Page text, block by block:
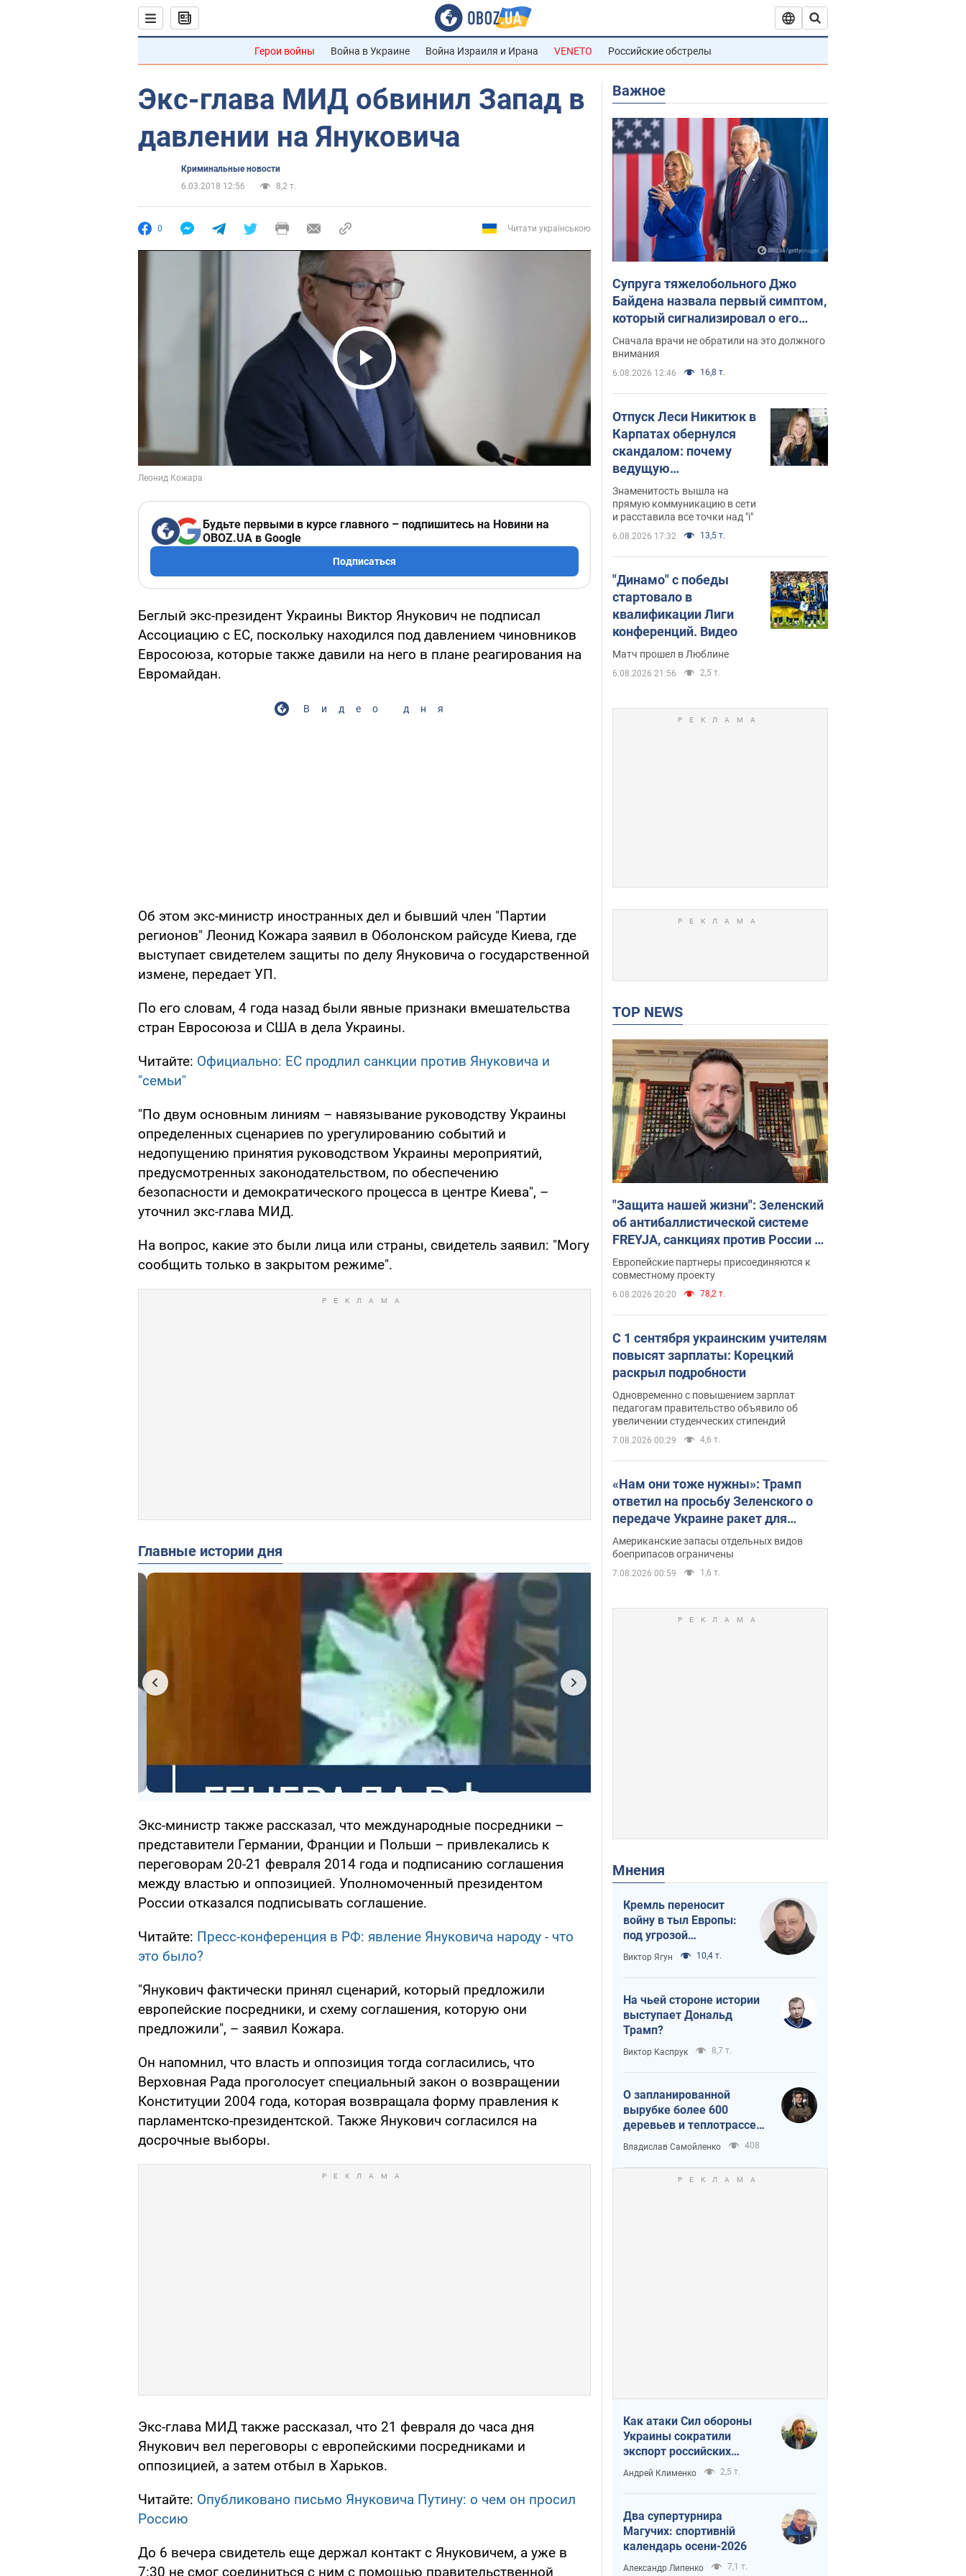
Герои войны Война в Украине Война Израиля и Ирана VENETO Российские обстрелы
Экс-глава МИД обвинил Запад в
давлении на Януковича
Криминальные новости
6.03.2018 12:56
8,2 т.
0 Читати українською
Play Video
Будьте первыми в курсе главного – подпишитесь на Новини на
OBOZ.UA в Google
Подписаться
Беглый экс-президент Украины Виктор Янукович не подписал
Ассоциацию с ЕС, поскольку находился под давлением чиновников
Евросоюза, которые также давили на него в плане реагирования на
Евромайдан.
Видео дня
Об этом экс-министр иностранных дел и бывший член "Партии
регионов" Леонид Кожара заявил в Оболонском райсуде Киева, где
выступает свидетелем защиты по делу Януковича о государственной
измене, передает УП.
По его словам, 4 года назад были явные признаки вмешательства
стран Евросоюза и США в дела Украины.
Читайте: Официально: ЕС продлил санкции против Януковича и
"семьи"
"По двум основным линиям – навязывание руководству Украины
определенных сценариев по урегулированию событий и
недопущению принятия руководством Украины мероприятий,
предусмотренных законодательством, по обеспечению
безопасности и демократического процесса в центре Киева", –
уточнил экс-глава МИД.
На вопрос, какие это были лица или страны, свидетель заявил: "Могу
сообщить только в закрытом режиме".
Главные истории дня
Экс-министр также рассказал, что международные посредники –
представители Германии, Франции и Польши – привлекались к
переговорам 20-21 февраля 2014 года и подписанию соглашения
между властью и оппозицией. Уполномоченный президентом
России отказался подписывать соглашение.
Читайте: Пресс-конференция в РФ: явление Януковича народу - что
это было?
"Янукович фактически принял сценарий, который предложили
европейские посредники, и схему соглашения, которую они
предложили", – заявил Кожара.
Он напомнил, что власть и оппозиция тогда согласились, что
Верховная Рада проголосует специальный закон о возвращении
Конституции 2004 года, которая возвращала форму правления к
парламентско-президентской. Также Янукович согласился на
досрочные выборы.
Экс-глава МИД также рассказал, что 21 февраля до часа дня
Янукович вел переговоры с европейскими посредниками и
оппозицией, а затем отбыл в Харьков.
Читайте: Опубликовано письмо Януковича Путину: о чем он просил
Россию
До 6 вечера свидетель еще держал контакт с Януковичем, а уже в
7:30 не смог соединиться с ним с помощью правительственной
Важное
Супруга тяжелобольного Джо
Байдена назвала первый симптом,
который сигнализировал о его
"агрессивном" раке
Сначала врачи не обратили на это должного
внимания
6.08.2026 12:46 16,8 т.
Отпуск Леси Никитюк в
Карпатах обернулся
скандалом: почему
ведущую
несправедливо
захейтили
Знаменитость вышла на
прямую коммуникацию в сети
и расставила все точки над "i"
6.08.2026 17:32 13,5 т.
"Динамо" с победы
стартовало в
квалификации Лиги
конференций. Видео
Матч прошел в Люблине
6.08.2026 21:56 2,5 т.
TOP NEWS
"Защита нашей жизни": Зеленский
об антибаллистической системе
FREYJA, санкциях против России и
поддержке аграриев. Видео
Европейские партнеры присоединяются к
совместному проекту
6.08.2026 20:20 78,2 т.
С 1 сентября украинским учителям
повысят зарплаты: Корецкий
раскрыл подробности
Одновременно с повышением зарплат
педагогам правительство объявило об
увеличении студенческих стипендий
7.08.2026 00:29 4,6 т.
«Нам они тоже нужны»: Трамп
ответил на просьбу Зеленского о
передаче Украине ракет для
Patriot
Американские запасы отдельных видов
боеприпасов ограничены
7.08.2026 00:59 1,6 т.
Мнения
Кремль переносит
войну в тыл Европы:
под угрозой
критическая
логистика
Виктор Ягун 10,4 т.
На чьей стороне истории
выступает Дональд
Трамп?
Виктор Каспрук 8,7 т.
О запланированной
вырубке более 600
деревьев и теплотрассе:
что происходит на
Теремках в Киеве
Владислав Самойленко 408
Как атаки Сил обороны
Украины сократили
экспорт российских
нефтепродуктов
Андрей Клименко 2,5 т.
Два супертурнира
Магучих: спортивній
календарь осени-2026
Александр Липенко 7,1 т.